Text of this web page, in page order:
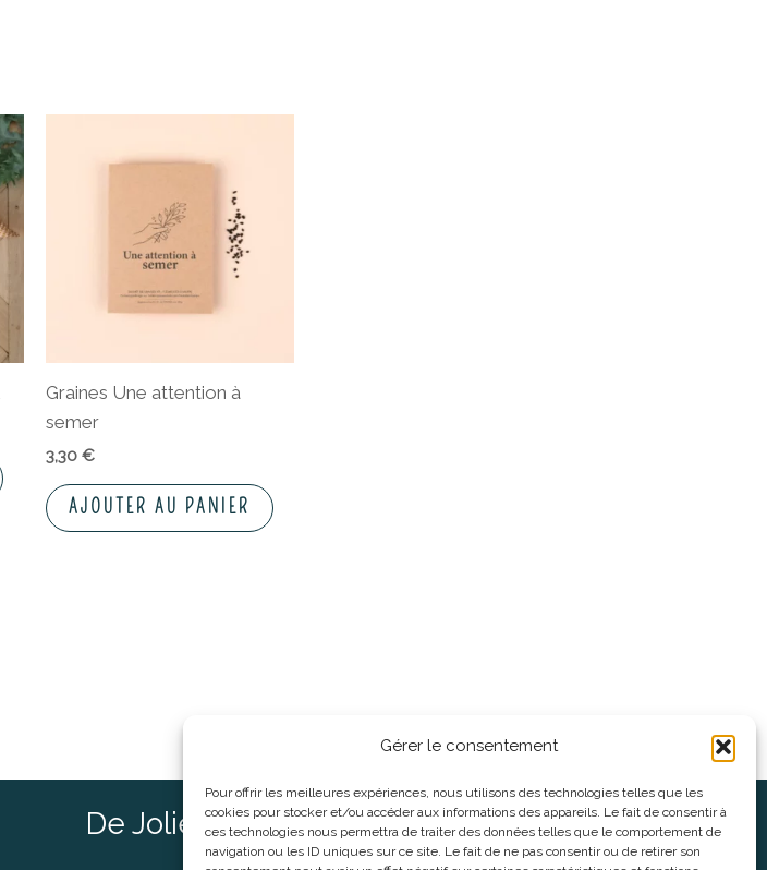
Gérer le consentement
Pour offrir les meilleures expériences, nous utilisons des technologies telles que les
cookies pour stocker et/ou accéder aux informations des appareils. Le fait de consentir à
ces technologies nous permettra de traiter des données telles que le comportement de
navigation ou les ID uniques sur ce site. Le fait de ne pas consentir ou de retirer son
Graines Une attention à
semer
3,30 €
AJOUTER AU PANIER
De Jolies Choses Informations légales